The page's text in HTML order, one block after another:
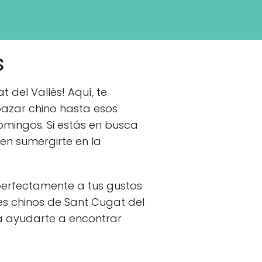
del Vallès! Aquí, te
chino hasta esos
Si estás en busca
sumergirte en la
a tus gustos
chinos de Sant Cugat del
ayudarte a encontrar